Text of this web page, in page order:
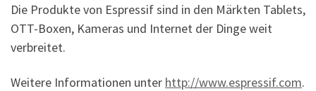
Die Produkte von Espressif sind in den Märkten Tablets,
OTT-Boxen, Kameras und Internet der Dinge weit
verbreitet.
Weitere Informationen unter http://www.espressif.com.